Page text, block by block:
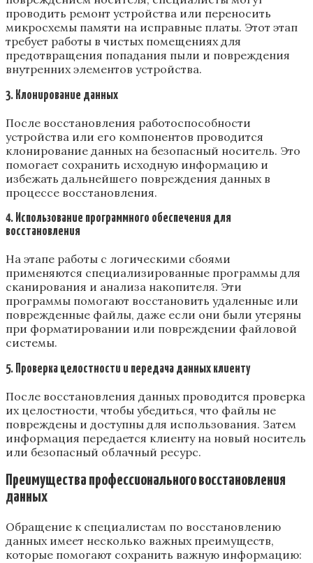
проводить ремонт устройства или переносить
микросхемы памяти на исправные платы. Этот этап
требует работы в чистых помещениях для
предотвращения попадания пыли и повреждения
внутренних элементов устройства.
3. Клонирование данных
После восстановления работоспособности
устройства или его компонентов проводится
клонирование данных на безопасный носитель. Это
помогает сохранить исходную информацию и
избежать дальнейшего повреждения данных в
процессе восстановления.
4. Использование программного обеспечения для
восстановления
На этапе работы с логическими сбоями
применяются специализированные программы для
сканирования и анализа накопителя. Эти
программы помогают восстановить удаленные или
поврежденные файлы, даже если они были утеряны
при форматировании или повреждении файловой
системы.
5. Проверка целостности и передача данных клиенту
После восстановления данных проводится проверка
их целостности, чтобы убедиться, что файлы не
повреждены и доступны для использования. Затем
информация передается клиенту на новый носитель
или безопасный облачный ресурс.
Преимущества профессионального восстановления
данных
Обращение к специалистам по восстановлению
данных имеет несколько важных преимуществ,
которые помогают сохранить важную информацию: